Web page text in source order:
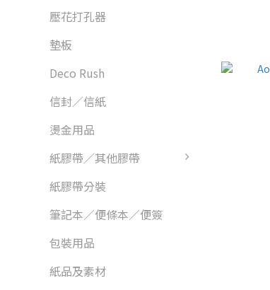
壓花打孔器
墊板
Deco Rush
信封／信紙
燙金用品
紙膠帶／其他膠帶
紙膠帶分裝
筆記本／便條本／便簽
包裝用品
紙品及素材